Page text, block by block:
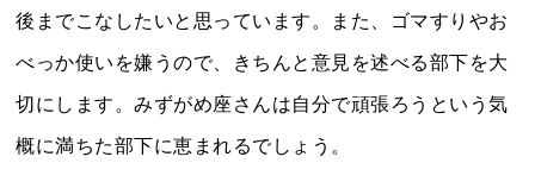
後までこなしたいと思っています。また、ゴマすりやお
べっか使いを嫌うので、きちんと意見を述べる部下を大
切にします。みずがめ座さんは自分で頑張ろうという気
概に満ちた部下に恵まれるでしょう。